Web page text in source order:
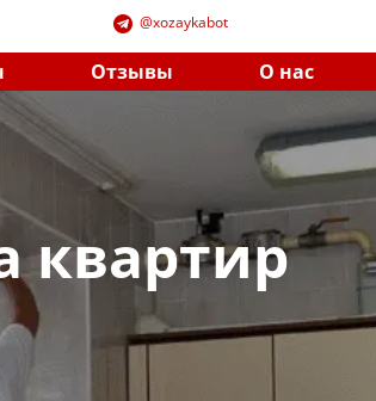
​@xozayk​abot
Отзывы О нас
квартир